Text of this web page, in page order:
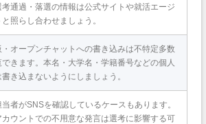
考通過・落選の情報は公式サイトや就活エージ
と照らし合わせましょう。
・オープンチャットへの書き込みは不特定多数
きます。本名・大学名・学籍番号などの個人
き込まないようにしましょう。
当者がSNSを確認しているケースもあります。
カウントでの不用意な発言は選考に影響する可